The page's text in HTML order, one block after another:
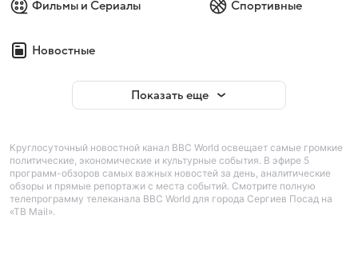
Фильмы и Сериалы Спортивные
Новостные
Показать еще
Круглосуточный новостной канал BBC World освещает самые громкие
политические, экономические и культурные события. В эфире 5
программ-обзоров самых важных новостей за день, аналитические
обзоры и прямые репортажи с места событий. Смотрите полную
телепрограмму телеканала BBC World для города Сергиев Посад на
«ТВ Mail».